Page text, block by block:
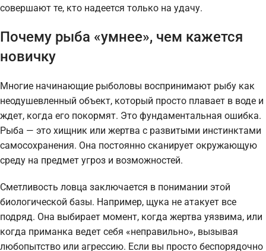
совершают те, кто надеется только на удачу.
Почему рыба «умнее», чем кажется
новичку
Многие начинающие рыболовы воспринимают рыбу как
неодушевленный объект, который просто плавает в воде и
ждет, когда его покормят. Это фундаментальная ошибка.
Рыба — это хищник или жертва с развитыми инстинктами
самосохранения. Она постоянно сканирует окружающую
среду на предмет угроз и возможностей.
Сметливость ловца заключается в понимании этой
биологической базы. Например, щука не атакует все
подряд. Она выбирает момент, когда жертва уязвима, или
когда приманка ведет себя «неправильно», вызывая
любопытство или агрессию. Если вы просто беспорядочно